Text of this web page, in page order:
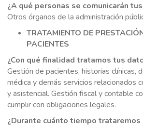
¿A qué personas se comunicarán
Otros órganos de la administración
TRATAMIENTO DE
PACIENTES
¿Con qué finalidad tratamos tus
Gestión de pacientes, historias clínicas,
médica y demás servicios relacionados
y asistencial. Gestión fiscal y contable
cumplir con obligaciones legales.
¿Durante cuánto tiempo trataremos